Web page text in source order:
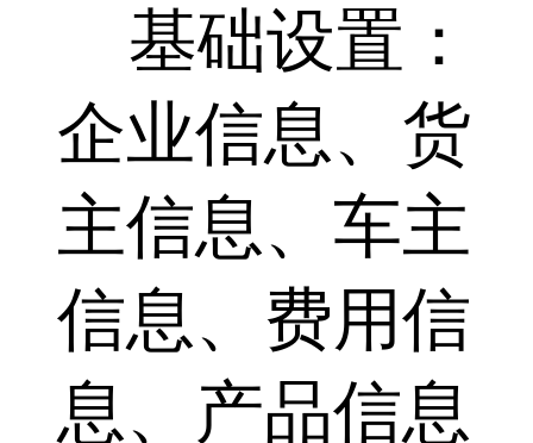
基础设置：
企业信息、货
主信息、车主
信息、费用信
息、产品信息